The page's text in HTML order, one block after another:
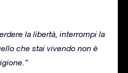
la libertà, interrompi la
che stai vivendo non è